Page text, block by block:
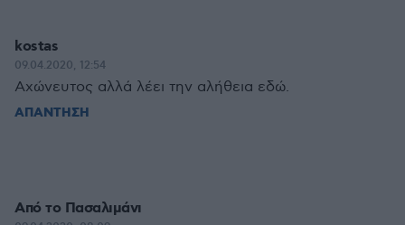
kostas
09.04.2020, 12:54
Αχώνευτος αλλά λέει την αλήθεια εδώ.
ΑΠΑΝΤΗΣΗ
Από το Πασαλιμάνι